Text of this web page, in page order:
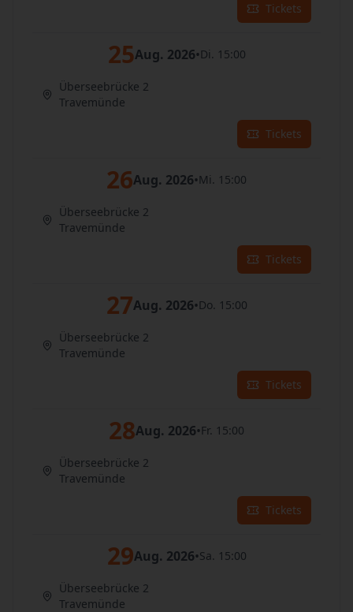
Tickets
25Aug. 2026•Di. 15:00
Überseebrücke 2
Travemünde
Tickets
26Aug. 2026•Mi. 15:00
Überseebrücke 2
Travemünde
Tickets
27Aug. 2026•Do. 15:00
Überseebrücke 2
Travemünde
Tickets
28Aug. 2026•Fr. 15:00
Überseebrücke 2
Travemünde
Tickets
29Aug. 2026•Sa. 15:00
Überseebrücke 2
Travemünde